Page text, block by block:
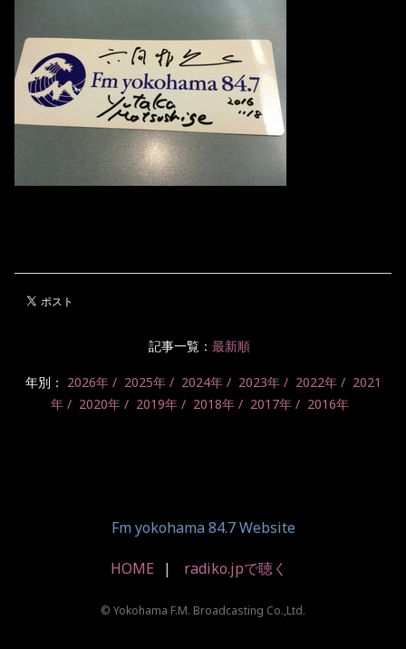
記事一覧： 最新順
年別： 2026年 2025年 2024年 2023年 2022年
2021
年
2020年 2019年 2018年 2017年 2016年
Fm yokohama 84.7 Website
HOME radiko.jpで聴く
© Yokohama F.M. Broadcasting Co.,Ltd.